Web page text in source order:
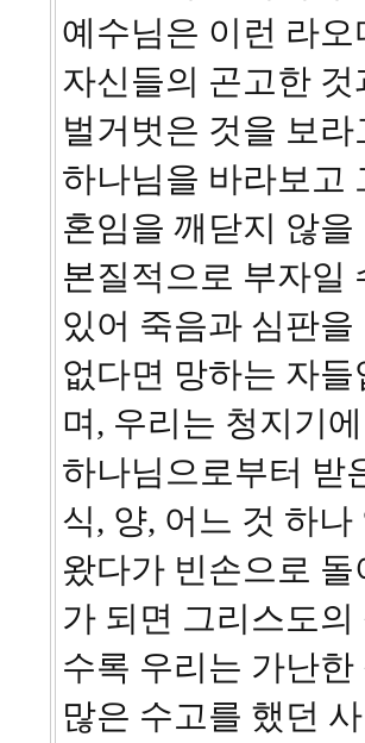
예수님은 이런 라
자신들의 곤고한
벌거벗은 것을 보
하나님을 바라보고
혼임을 깨닫지 않
본질적으로 부자일
있어 죽음과 심판
없다면 망하는 자
며, 우리는 청지기
하나님으로부터 받
식, 양, 어느 것 하
왔다가 빈손으로
가 되면 그리스도
수록 우리는 가난
많은 수고를 했던